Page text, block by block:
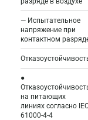
— Испытательное
напряжение при
контактном
●
на питающих
линиях согласно
61000-4-4